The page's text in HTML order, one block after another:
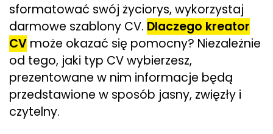
sformatować swój życiorys, wykorzystaj
darmowe szablony CV. Dlaczego kreator
CV może okazać się pomocny? Niezależnie
od tego, jaki typ CV wybierzesz,
prezentowane w nim informacje będą
przedstawione w sposób jasny, zwięzły i
czytelny.